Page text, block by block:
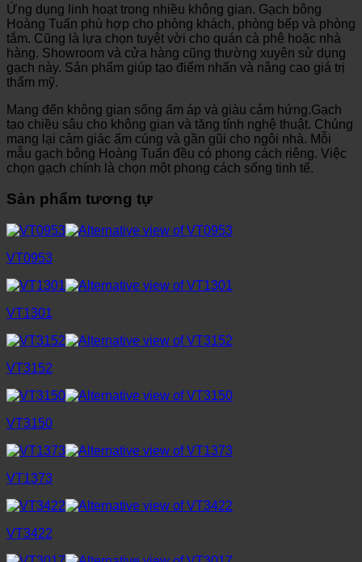
Ứng dụng linh hoạt trong nhiều không gian. Gạch bông
Hoàng Tuấn phù hợp cho phòng khách, phòng bếp và phòng
tắm. Cũng là lựa chọn tuyệt vời cho quán cà phê hoặc nhà
hàng. Showroom và cửa hàng cũng thường xuyên sử dụng
gạch này. Sản phẩm giúp tạo điểm nhấn và nâng cao giá trị
thẩm mỹ.
Mang đến không gian sống ấm áp và giàu cảm hứng.Gạch
tạo chiều sâu cho không gian và tăng tính nghệ thuật. Chúng
mang lại cảm giác ấm cúng và gần gũi cho ngôi nhà. Mỗi
mẫu gạch bông Hoàng Tuấn đều có phong cách riêng. Việc
chọn gạch chính là chọn một phong cách sống tinh tế.
Sản phẩm tương tự
VT0953
VT1301
VT3152
VT3150
VT1373
VT3422